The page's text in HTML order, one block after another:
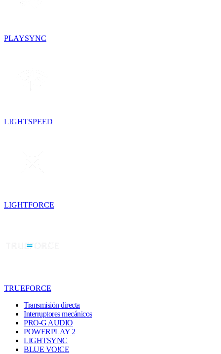
PLAYSYNC
LIGHTSPEED
LIGHTFORCE
TRUEFORCE
Transmisión directa
Interruptores mecánicos
PRO-G AUDIO
POWERPLAY 2
LIGHTSYNC
BLUE VO!CE